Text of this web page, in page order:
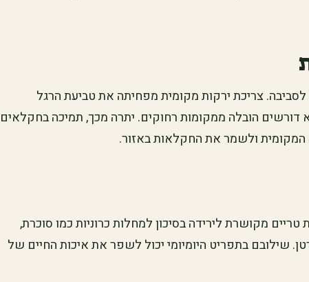
צריכת ירקות מקומית מפחיתה את טביעת הרגל
דורשים הובלה ממקומות רחוקים. יתרה מכך, תמיכה בחקלאים
המקומית ולשמר את החקלאות באזור.
מקושרת לירידה בסיכון למחלות כרוניות כמו סוכרת,
שילובם בתפריט היומיומי יכול לשפר את איכות החיים של